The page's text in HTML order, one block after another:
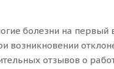
болезни на первый
возникновении
отзывов о